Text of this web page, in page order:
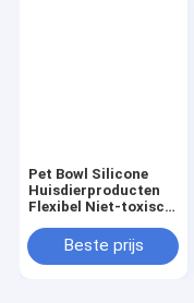
Pet Bowl Silicone
Huisdierproducten
Flexibel Niet-toxisch
Makkelijk te reinigen
Gemakkelijke
Beste prijs